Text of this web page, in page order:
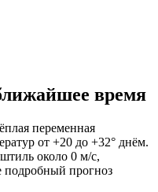
время
переменная
от +20 до +32° днём.
около 0 м/с,
прогноз